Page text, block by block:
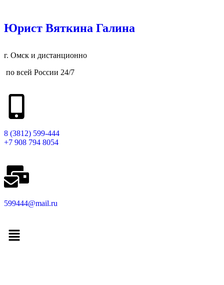
Юрист Вяткина Галина
г. Омск и дистанционно
по всей России 24/7
8 (3812) 599-444
+7 908 794 8054
599444@mail.ru